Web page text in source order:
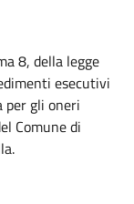
8, della legge
esecutivi
per gli oneri
Comune di